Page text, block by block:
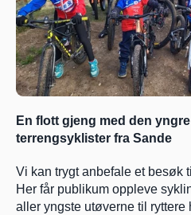
En flott gjeng med den
terrengsyklister fra Sande
Vi kan trygt anbefale et besøk
Her får publikum oppleve
aller yngste utøverne til ryttere